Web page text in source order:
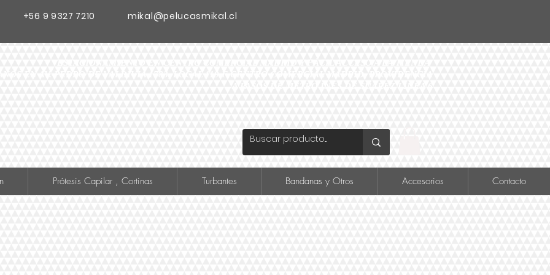
+56 9 9327 7210 mikal@pelucasmikal.cl
Prótesis Capilar , Cortinas Turbantes Bandanas y Otros Accesorios Contacto